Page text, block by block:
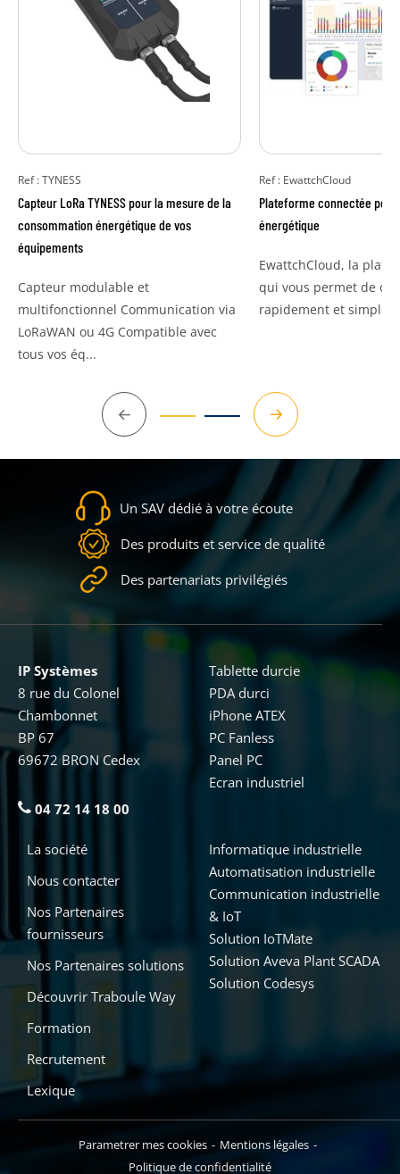
Ref : TYNESS
Capteur LoRa TYNESS pour la mesure de la
consommation énergétique de vos
équipements
Capteur modulable et
multifonctionnel Communication via
LoRaWAN ou 4G Compatible avec
tous vos éq...
Ref : EwattchCloud
Plateforme connectée
énergétique
EwattchCloud, la
qui vous permet de
rapidement et
Précédent Suivant
Un SAV dédié à votre écoute
Des produits et service de qualité
Des partenariats privilégiés
IP Systèmes
8 rue du Colonel
Chambonnet
BP 67
69672 BRON Cedex
04 72 14 18 00
Informatique industrielle
Automatisation industrielle
Communication industrielle
& IoT
Solution IoTMate
Solution Aveva Plant SCADA
Solution Codesys
Tablette durcie
PDA durci
iPhone ATEX
PC Fanless
Panel PC
Ecran industriel
La société
Nous contacter
Nos Partenaires
fournisseurs
Nos Partenaires solutions
Découvrir Traboule Way
Formation
Recrutement
Lexique
Parametrer mes cookies
Mentions légales
Politique de confidentialité